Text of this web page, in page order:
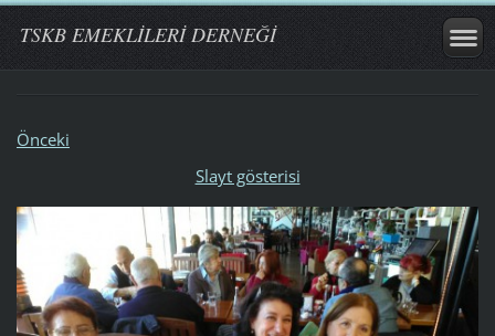
TSKB EMEKLİLERİ DERNEĞİ
Önceki
Slayt gösterisi